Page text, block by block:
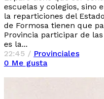
escuelas y colegios, sino
la reparticiones del
de Formosa tienen que
Provincia participar de
es la...
22:45 / Provinciales
0 Me gusta